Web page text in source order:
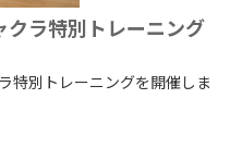
ラ特別トレーニング
別トレーニングを開催しま